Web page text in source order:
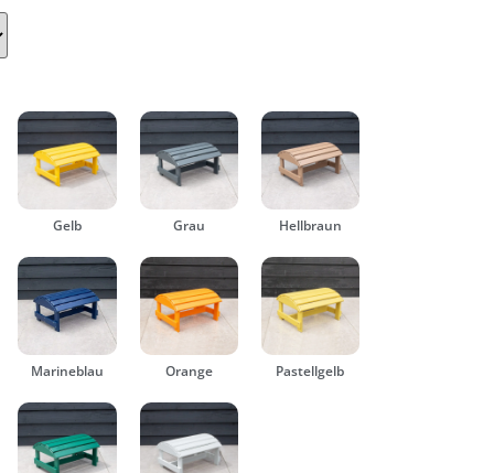
Gelb Grau Hellbraun
Marineblau Orange Pastellgelb